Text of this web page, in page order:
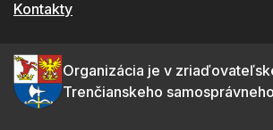
Kontakty
Organizácia je v
Trenčianskeho